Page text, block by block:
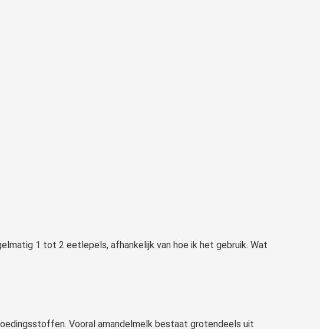
1 tot 2 eetlepels, afhankelijk van hoe ik het gebruik. Wat
Vooral amandelmelk bestaat grotendeels uit